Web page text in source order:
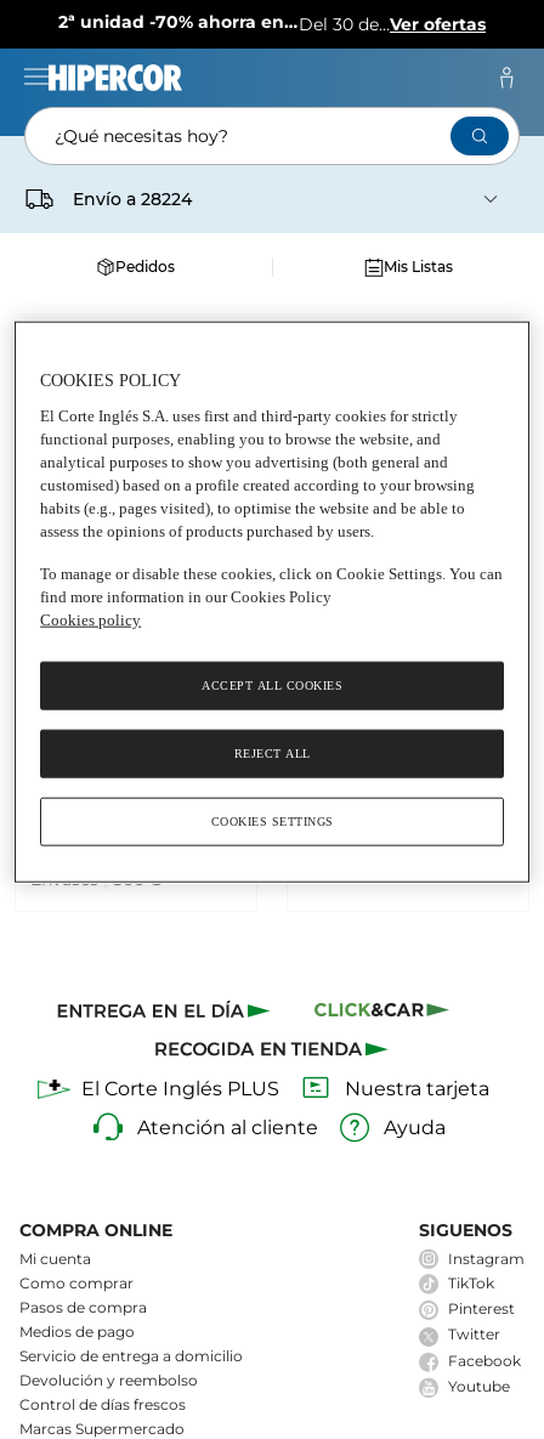
2ª unidad -70% ahorra en más de 1.000 productos Del 30 de julio al 12 de agostoVer ofertas
¿Qué necesitas hoy?
Envío a 28224
Pedidos Mis Listas
ARROZ BOMBA LA FALLERA
Arroz bomba
Añadir
6,50 € / Kg
arroz bomba pack 2 LA
+ paquete gratis
Envases|500 G
4,70 €
4,70 € / Kg
arroz bomba LA
FALLERA
Paquete|1 Kg
El Corte Inglés PLUS
Nuestra tarjeta
Atención al cliente
Ayuda
COMPRA ONLINE
Mi cuenta
Como comprar
Pasos de compra
Medios de pago
Servicio de entrega a domicilio
Devolución y reembolso
Control de días frescos
Marcas Supermercado
SIGUENOS
Instagram
TikTok
Pinterest
Twitter
Facebook
Youtube
COOKIES POLICY
El Corte Inglés S.A. uses first and third-party cookies for strictly
functional purposes, enabling you to browse the website, and
analytical purposes to show you advertising (both general and
customised) based on a profile created according to your browsing
habits (e.g., pages visited), to optimise the website and be able to
assess the opinions of products purchased by users.
To manage or disable these cookies, click on Cookie Settings. You can
find more information in our Cookies Policy
Cookies policy
REJECT ALL
ACCEPT ALL COOKIES
COOKIES SETTINGS